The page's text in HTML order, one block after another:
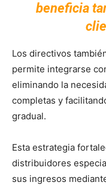
beneficia
Los directivos
permite integrarse
eliminando la
completas y
gradual.
Esta estrategia
distribuidores
sus ingresos